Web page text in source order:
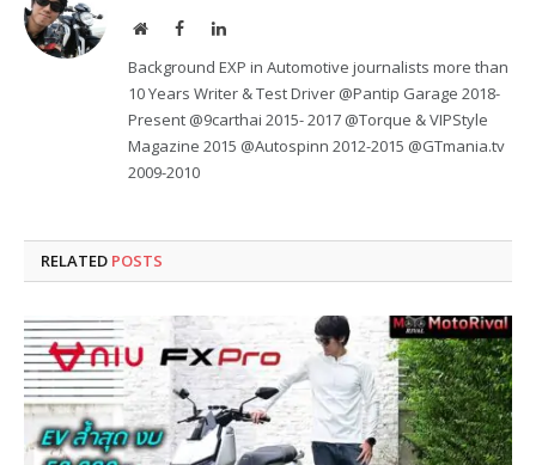
WebsiteFacebookLinkedIn
Background EXP in Automotive journalists more than
10 Years Writer & Test Driver @Pantip Garage 2018-
Present @9carthai 2015- 2017 @Torque & VIPStyle
Magazine 2015 @Autospinn 2012-2015 @GTmania.tv
2009-2010
RELATED POSTS